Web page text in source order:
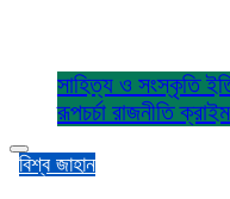
সাহিত্য ও সংস্কৃতি
রূপচর্চা রাজনীতিক্রাইম
বিশ্ব জাহান